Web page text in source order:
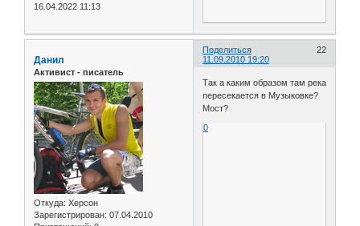
16.04.2022 11:13
Поделиться
22
11.09.2010 19:20
Данил
Активист - писатель
Откуда: Херсон
Зарегистрирован: 07.04.2010
Так а каким образом там река
пересекается в Музыковке?
Мост?
0